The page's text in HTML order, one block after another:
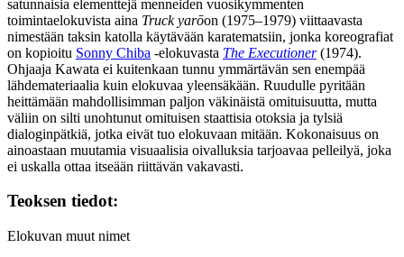
satunnaisia elementtejä menneiden vuosikymmenten
toimintaelokuvista aina Truck yarōon (1975–1979) viittaavasta
nimestään taksin katolla käytävään karatematsiin, jonka koreografiat
on kopioitu Sonny Chiba ‑elokuvasta The Executioner(1974).
Ohjaaja Kawata ei kuitenkaan tunnu ymmärtävän sen enempää
lähdemateriaalia kuin elokuvaa yleensäkään. Ruudulle pyritään
heittämään mahdollisimman paljon väkinäistä omituisuutta, mutta
väliin on silti unohtunut omituisen staattisia otoksia ja tylsiä
dialoginpätkiä, jotka eivät tuo elokuvaan mitään. Kokonaisuus on
ainoastaan muutamia visuaalisia oivalluksia tarjoavaa pelleilyä, joka
ei uskalla ottaa itseään riittävän vakavasti.
Teoksen tiedot:
Elokuvan muut nimet